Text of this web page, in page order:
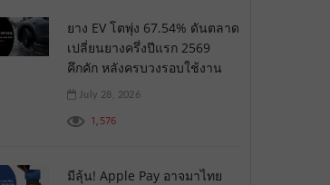
ยาง EV โตพุ่ง 67.54% ดันตลาด
เปลี่ยนยางครึ่งปีแรก 2569
คึกคัก หลังครบวงรอบใช้งาน
July 28, 2026
1,576
มีลุ้น! Apple Pay อาจมาไทย